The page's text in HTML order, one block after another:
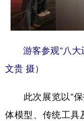
公益
文化产业
地方频道
北京
辽宁
游客参观“八
文贵 摄）
此次展览以“保
体模型、传统工具